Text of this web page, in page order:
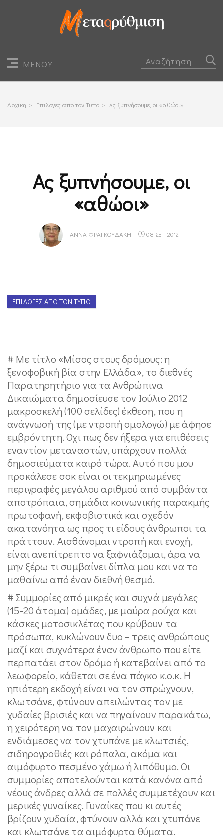
ΜΕΝΟΥ
Αρχικη > Επιλογες απο τον Τυπο > Ας ξυπνήσουμε, οι «αθώοι»
Ας ξυπνήσουμε, οι
«αθώοι»
ΑΝΝΑ ΦΡΑΓΚΟΥΔΆΚΗ 08 ΣΕΠ 2012
ΕΠΙΛΟΓΈΣ ΑΠΌ ΤΟΝ ΤΎΠΟ
# Με τίτλο «Μίσος στους δρόμους: η
ξενοφοβική βία στην Ελλάδα», το διεθνές
Παρατηρητήριο για τα Ανθρώπινα
Δικαιώματα δημοσίευσε τον Ιούλιο 2012
μακροσκελή (100 σελίδες) έκθεση, που η
ανάγνωσή της (με ντροπή ομολογώ) με άφησε
εμβρόντητη. Οχι πως δεν ήξερα για επιθέσεις
εναντίον μεταναστών, υπάρχουν πολλά
δημοσιεύματα καιρό τώρα. Αυτό που μου
προκάλεσε σοκ είναι οι τεκμηριωμένες
περιγραφές μεγάλου αριθμού από συμβάντα
αποτρόπαια, σημάδια κοινωνικής παρακμής
πρωτοφανή, εκφοβιστικά και σχεδόν
ακατανόητα ως προς τι είδους άνθρωποι τα
πράττουν. Αισθάνομαι ντροπή και ενοχή,
είναι ανεπίτρεπτο να ξαφνιάζομαι, άρα να
μην ξέρω τι συμβαίνει δίπλα μου και να το
μαθαίνω από έναν διεθνή θεσμό.
# Συμμορίες από μικρές και συχνά μεγάλες
(15-20 άτομα) ομάδες, με μαύρα ρούχα και
κάσκες μοτοσικλέτας που κρύβουν τα
πρόσωπα, κυκλώνουν δυο – τρεις ανθρώπους
μαζί και συχνότερα έναν άνθρωπο που είτε
περπατάει στον δρόμο ή κατεβαίνει από το
λεωφορείο, κάθεται σε ένα πάγκο κ.ο.κ. Η
ηπιότερη εκδοχή είναι να τον σπρώχνουν,
κλωτσάνε, φτύνουν απειλώντας τον με
χυδαίες βρισιές και να πηγαίνουν παρακάτω,
η χειρότερη να τον μαχαιρώνουν και
ενδιάμεσες να τον χτυπάνε με κλωτσιές,
σιδηρογροθιές και ρόπαλα, ακόμα και
αιμόφυρτο πεσμένο χάμω ή λιπόθυμο. Οι
συμμορίες αποτελούνται κατά κανόνα από
νέους άνδρες αλλά σε πολλές συμμετέχουν και
μερικές γυναίκες. Γυναίκες που κι αυτές
βρίζουν χυδαία, φτύνουν αλλά και χτυπάνε
και κλωτσάνε τα αιμόφυρτα θύματα.